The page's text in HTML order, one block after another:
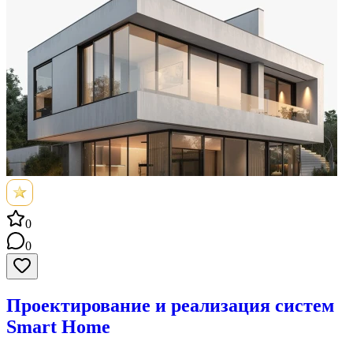
0
0
Проектирование и реализация систем
Smart Home